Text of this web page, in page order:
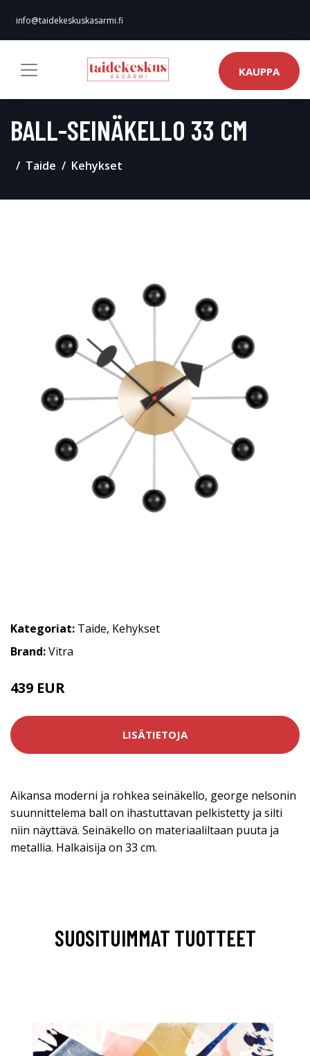
info@taidekeskuskasarmi.fi
KAUPPA
BALL-SEINÄKELLO 33 CM
Taide Kehykset
Kategoriat: Taide, Kehykset
Brand:Vitra
439 EUR
LISÄTIETOJA
Aikansa moderni ja rohkea seinäkello, george nelsonin
suunnittelema ball on ihastuttavan pelkistetty ja silti
niin näyttävä. Seinäkello on materiaaliltaan puuta ja
metallia. Halkaisija on 33 cm.
SUOSITUIMMAT TUOTTEET